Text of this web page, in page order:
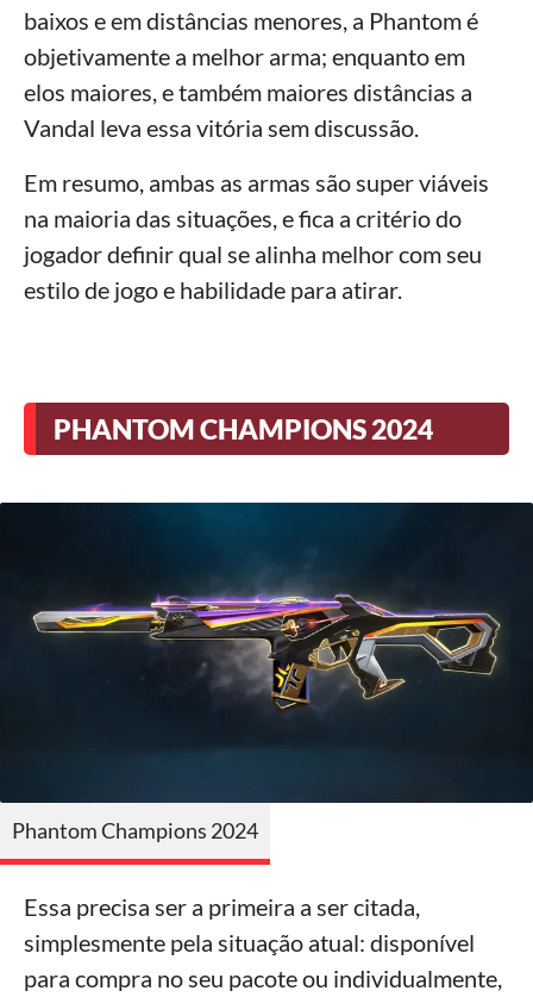
baixos e em distâncias menores, a Phantom é
objetivamente a melhor arma; enquanto em
elos maiores, e também maiores distâncias a
Vandal leva essa vitória sem discussão.
Em resumo, ambas as armas são super viáveis
na maioria das situações, e fica a critério do
jogador definir qual se alinha melhor com seu
estilo de jogo e habilidade para atirar.
PHANTOM CHAMPIONS 2024
Phantom Champions 2024
Essa precisa ser a primeira a ser citada,
simplesmente pela situação atual: disponível
para compra no seu pacote ou individualmente,